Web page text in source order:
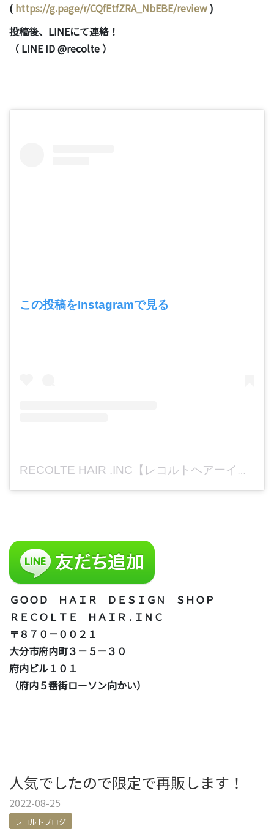
( https://g.page/r/CQfEtfZRA_NbEBE/review)
投稿後、LINEにて連絡！
（ LINE ID @recolte ）
この投稿をInstagramで見る
RECOLTE HAIR .INC【レコルトヘアーインク】美容室求人【大分】(@recolte_recruit)がシェアした投稿
ＧＯＯＤ ＨＡＩＲ ＤＥＳＩＧＮ ＳＨＯＰ
ＲＥＣＯＬＴＥ ＨＡＩＲ . ＩＮＣ
〒８７０－００２１
大分市府内町３－５－３０
府内ビル１０１
（府内５番街ローソン向かい）
人気でしたので限定で再販します！
2022-08-25
レコルトブログ